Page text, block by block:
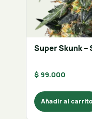
Super Skunk –
$ 99.000
Añadir al carrito